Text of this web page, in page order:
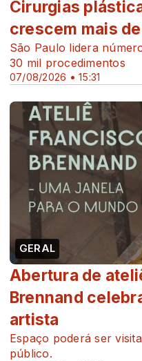
07/08/2026 • 15:31
Cirurgias
crescem mais
São Paulo lidera
30 mil procedimentos
GERAL
Abertura de
Brennand
artista
Espaço poderá ser
público.